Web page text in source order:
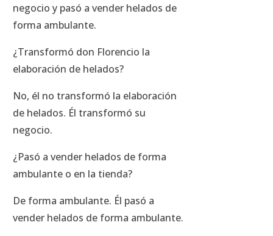
negocio y pasó a vender helados de
forma ambulante.
¿Transformó don Florencio la
elaboración de helados?
No, él no transformó la elaboración
de helados. Él transformó su
negocio.
¿Pasó a vender helados de forma
ambulante o en la tienda?
De forma ambulante. Él pasó a
vender helados de forma ambulante.